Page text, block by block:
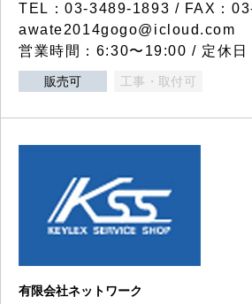
TEL：03-3489-1893 / FAX：
awate2014gogo@icloud.com
営業時間：6:30〜19:00 / 定休日
販売可 工事・取付可
有限会社ネットワーク